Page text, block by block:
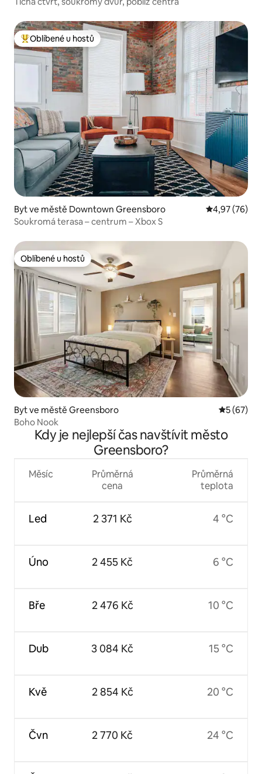
Nejlepší v kategorii Oblíbené u hostů
Oblíbené u hostů
Byt ve městě Downtown Greensboro Průměrné
4,97 (76)
Soukromá terasa – centrum – Xbox S
Oblíbené u hostů
Oblíbené u hostů
Byt ve městě Greensboro Průměrné
5 (67)
Boho Nook
Kdy je nejlepší čas navštívit město
Greensboro?
Měsíc
Led
Úno
Bře
Dub
Kvě
Čvn
Průměrná
cena
2 371 Kč
2 455 Kč
2 476 Kč
3 084 Kč
2 854 Kč
2 770 Kč
Průměrná
teplota
4 °C
6 °C
10 °C
15 °C
20 °C
24 °C